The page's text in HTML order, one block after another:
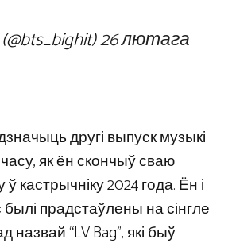
26 лютага
другі выпуск музыкі
як ён скончыў сваю
кастрычніку 2024 года. Ён і
прадстаўлены на сінгле
назвай “LV Bag”, які быў